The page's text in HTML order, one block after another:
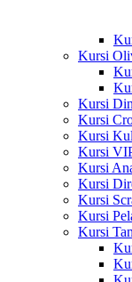
Kursi
Kursi
Kursi
Kursi
Kursi
Kursi
Kursi
Kursi
Kursi
Kursi